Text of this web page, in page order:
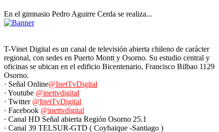
En el gimnasio Pedro Aguirre Cerda se realiza...
T-Vinet Digital es un canal de televisión abierta chileno de carácter
regional, con sedes en Puerto Montt y Osorno. Su estudio central y
oficinas se ubican en el edificio Bicentenario, Francisco Bilbao 1129
Osorno.
· Señal Online@InetTvDigital
· Youtube @inettvdigital
· Twitter @InetTvDigital
· Facebook @inettvdigital
· Canal HD Señal abierta Región Osorno 25.1
· Canal 39 TELSUR-GTD ( Coyhaique -Santiago )